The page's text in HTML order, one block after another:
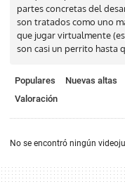
partes concretas del
son tratados como uno
que jugar virtualmente
son casi un perrito hasta
Populares Nuevas altas
Valoración
No se encontró ningún